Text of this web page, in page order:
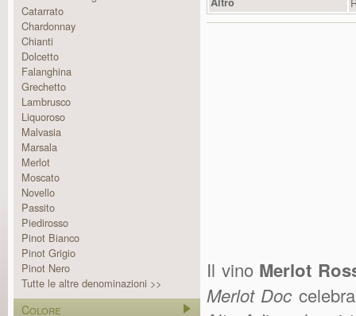
Catarrato
Chardonnay
Chianti
Dolcetto
Falanghina
Grechetto
Lambrusco
Liquoroso
Malvasia
Marsala
Merlot
Moscato
Novello
Passito
Piedirosso
Pinot Bianco
Pinot Grigio
Pinot Nero
Tutte le altre denominazioni >>
Colore
Il vino Merlot
Merlot Doc